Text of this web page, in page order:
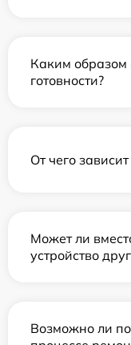
Каким образом
готовности?
От чего
Может ли
устройство
Возможно ли